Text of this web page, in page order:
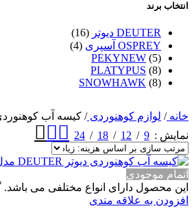
انتخاب برند
DEUTER دیوتر
(16)
OSPREY آسپری
(4)
PEKYNEW (5)
PLATYPUS (8)
SNOWHAWK (8)
خانه/ لوازم کوهنوردی/ کیسه آب
نمایش
9
12
18
24
اتمام موجودی
این محصول دارای انواع مختلفی می
افزودن به علاقه مندی